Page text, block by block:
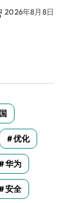
2026年8月8日
优化
华为
安全